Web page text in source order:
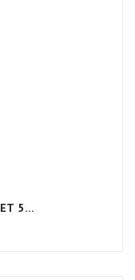
CRÈME REDUCT SILHOUET 500ML CORÈME